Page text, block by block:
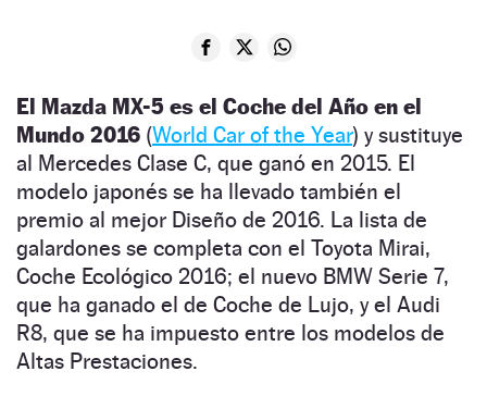
El Mazda MX-5 es el Coche del Año en el
Mundo 2016 (World Car of the Year) y sustituye
al Mercedes Clase C, que ganó en 2015. El
modelo japonés se ha llevado también el
premio al mejor Diseño de 2016. La lista de
galardones se completa con el Toyota Mirai,
Coche Ecológico 2016; el nuevo BMW Serie 7,
que ha ganado el de Coche de Lujo, y el Audi
R8, que se ha impuesto entre los modelos de
Altas Prestaciones.